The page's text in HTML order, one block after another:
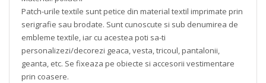
Patch-urile textile sunt petice din material textil imprimate prin
serigrafie sau brodate. Sunt cunoscute si sub denumirea de
embleme textile, iar cu acestea poti sa-ti
personalizezi/decorezi geaca, vesta, tricoul, pantalonii,
geanta, etc. Se fixeaza pe obiecte si accesorii vestimentare
prin coasere.